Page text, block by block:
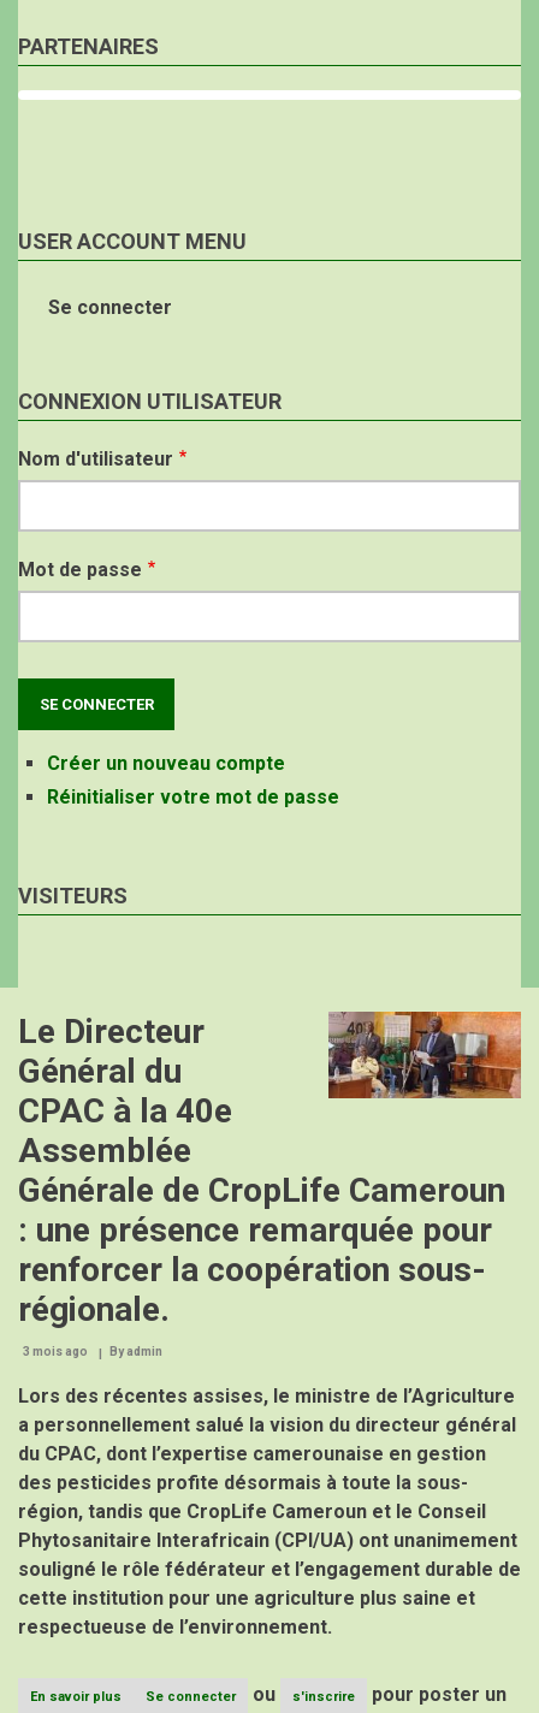
PARTENAIRES
USER ACCOUNT MENU
Se connecter
CONNEXION UTILISATEUR
Nom d'utilisateur
Mot de passe
Créer un nouveau compte
Réinitialiser votre mot de passe
VISITEURS
Image
Le Directeur
Général du
CPAC à la 40e
Assemblée
Générale de CropLife Cameroun
: une présence remarquée pour
renforcer la coopération sous-
régionale.
3 mois ago Byadmin
Lors des récentes assises, le ministre de l’Agriculture
a personnellement salué la vision du directeur général
du CPAC, dont l’expertise camerounaise en gestion
des pesticides profite désormais à toute la sous-
région, tandis que CropLife Cameroun et le Conseil
Phytosanitaire Interafricain (CPI/UA) ont unanimement
souligné le rôle fédérateur et l’engagement durable de
cette institution pour une agriculture plus saine et
respectueuse de l’environnement.
En savoir plus Se connecter ou s'inscrire pour poster un